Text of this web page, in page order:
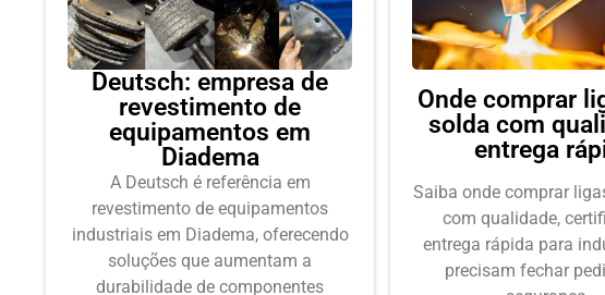
Deutsch: empresa de
revestimento de
equipamentos em
Diadema
A Deutsch é referência em
revestimento de equipamentos
industriais em Diadema, oferecendo
soluções que aumentam a
durabilidade de componentes
Onde comprar
solda com
entrega
Saiba onde comprar
com qualidade,
entrega rápida para
precisam fechar